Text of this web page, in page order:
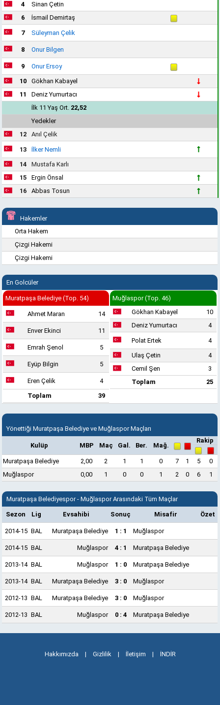
4
Sinan Çetin
6
İsmail Demirtaş
7 Süleyman Çelik
8 Onur Bilgen
9
Onur Ersoy
10
Gökhan Kabayel
11
Deniz Yumurtacı
İlk 11 Yaş Ort. 22,52
Yedekler
12
Anıl Çelik
13
İlker Nemli
14
Mustafa Karlı
15
Ergin Önsal
16
Abbas Tosun
Hakemler
Orta Hakem
Çizgi Hakemi
Çizgi Hakemi
En Golcüler
Muratpaşa Belediye (Top. 54)
Ahmet Maran 14
Enver Ekinci 11
Emrah Şenol 5
Eyüp Bilgin 5
Eren Çelik
4
Toplam
39
Muğlaspor (Top. 46)
Gökhan Kabayel
10
Deniz Yumurtacı
4
Polat Ertek
4
Ulaş Çetin
4
Cemil Şen
3
Toplam
25
Yönettiği Muratpaşa Belediye ve Muğlaspor Maçları
Kulüp MBP Maç Gal. Ber. Mağ.
Rakip
Muratpaşa Belediye 2,00 2 1 1 0 7 1 5
0
Muğlaspor
0,00 1 0 0 1 2 0 6 1
Muratpaşa Belediyespor - Muğlaspor Arasındaki Tüm Maçlar
Sezon Lig Evsahibi Sonuç Misafir Özet
2014-15 BAL Muratpaşa Belediye 1 : 1 Muğlaspor
2014-15 BAL Muğlaspor 4 : 1 Muratpaşa Belediye
2013-14 BAL Muğlaspor 1 : 0 Muratpaşa Belediye
2013-14 BAL Muratpaşa Belediye 3 : 0 Muğlaspor
2012-13 BAL Muratpaşa Belediye 3 : 0 Muğlaspor
2012-13 BAL Muğlaspor 0 : 4 Muratpaşa Belediye
Hakkımızda | Gizlilik | İletişim | İNDİR